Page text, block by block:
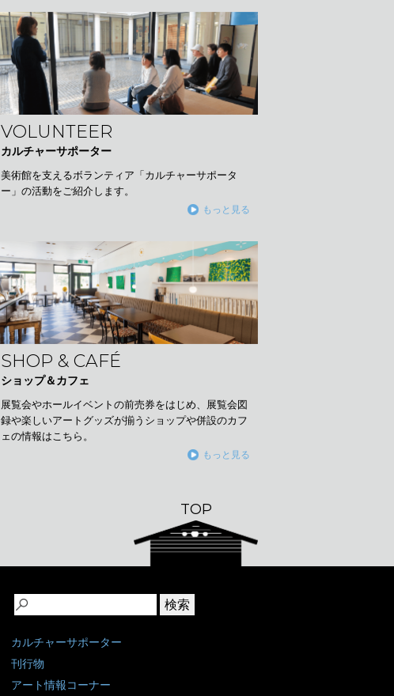
VOLUNTEER
カルチャーサポーター
美術館を支えるボランティア「カルチャーサポータ
ー」の活動をご紹介します。
もっと見る
SHOP & CAFÉ
ショップ＆カフェ
展覧会やホールイベントの前売券をはじめ、展覧会図
録や楽しいアートグッズが揃うショップや併設のカフ
ェの情報はこちら。
もっと見る
TOP
カルチャーサポーター
刊行物
アート情報コーナー